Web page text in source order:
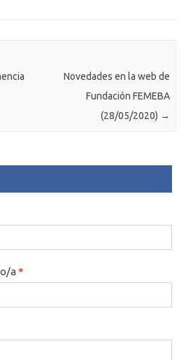
Novedades en la web de
Fundación FEMEBA
(28/05/2020) →
a*